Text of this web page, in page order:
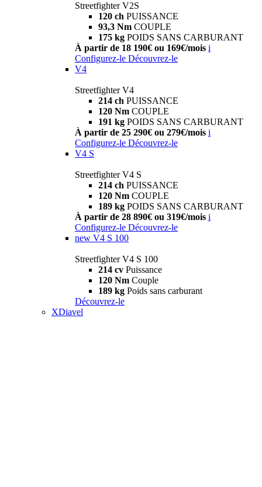
Streetfighter V2S
120 ch PUISSANCE
93,3 Nm COUPLE
175 kg POIDS SANS CARBURANT
À partir de 18 190€ ou 169€/mois i
Configurez-le Découvrez-le
V4
Streetfighter V4
214 ch PUISSANCE
120 Nm COUPLE
191 kg POIDS SANS CARBURANT
À partir de 25 290€ ou 279€/mois i
Configurez-le Découvrez-le
V4 S
Streetfighter V4 S
214 ch PUISSANCE
120 Nm COUPLE
189 kg POIDS SANS CARBURANT
À partir de 28 890€ ou 319€/mois i
Configurez-le Découvrez-le
new V4 S 100
Streetfighter V4 S 100
214 cv Puissance
120 Nm Couple
189 kg Poids sans carburant
Découvrez-le
XDiavel